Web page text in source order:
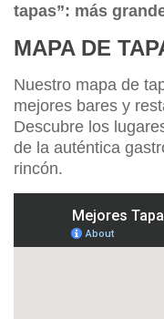
tapas”: más
MAPA DE
Nuestro mapa de
mejores bares y
Descubre los
de la auténtica
rincón.